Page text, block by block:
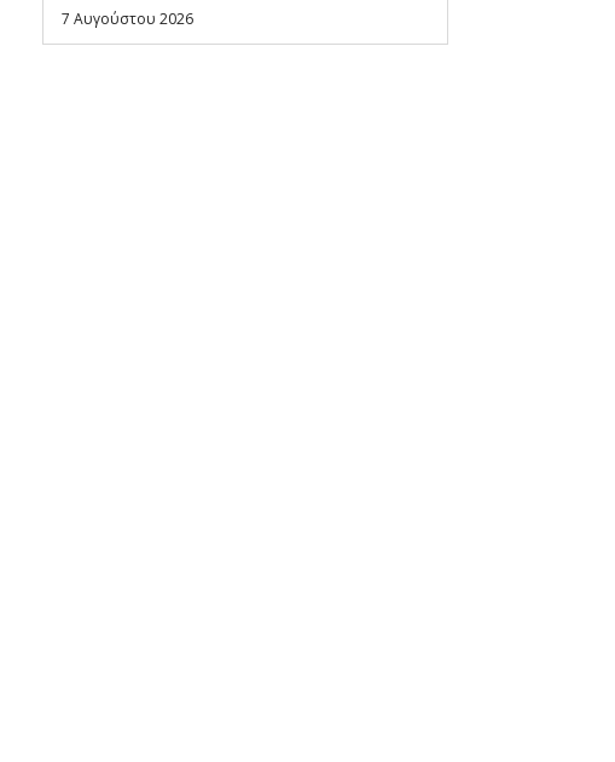
7 Αυγούστου 2026